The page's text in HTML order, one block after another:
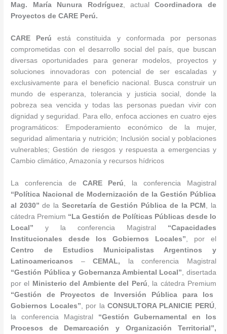
Mag. María Nunura Rodríguez, actual
Coordinadora de
Proyectos de CARE Perú.
CARE Perú está constituida y conformada por personas
comprometidas con el desarrollo social del país, que buscan
diversas oportunidades para generar modelos, proyectos y
soluciones innovadoras con potencial de ser escaladas y
exclusivamente para el beneficio nacional. Busca construir un
mundo de esperanza, tolerancia y justicia social, donde la
pobreza sea vencida y todas las personas puedan vivir con
dignidad y seguridad. Para ello, enfoca acciones en cuatro ejes
programáticos: Empoderamiento económico de la mujer,
seguridad alimentaria y nutrición; Inclusión social y poblaciones
vulnerables; Gestión de riesgos y respuesta a emergencias y
Cambio climático, Amazonía y recursos hídricos
La conferencia de CARE Perú , la conferencia Magistral
“Política Nacional de Modernización de la Gestión Pública
al 2030”de la Secretaría de Gestión Pública de la PCM , la
cátedra Premium “La Gestión de Políticas Públicas desde lo
Local”y la conferencia Magistral “Capacidades
Institucionales desde los Gobiernos Locales” , por el
Centro de Estudios Municipalistas Argentinos y
Latinoamericanos –CEMAL, la conferencia Magistral
“Gestión Pública y Gobernanza Ambiental Local” , disertada
por el Ministerio del Ambiente del Perú , la cátedra Premium
“Gestión de Proyectos de Inversión Pública para los
Gobiernos Locales” , por la CONSULTORA PLANICIE PERÚ,
la conferencia Magistral “Gestión Gubernamental en los
Procesos de Demarcación y Organización Territorial”,